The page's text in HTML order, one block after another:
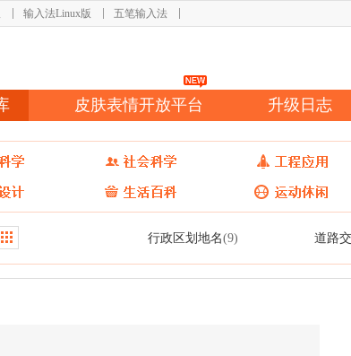
输入法Linux版 五笔输入法
皮肤表情开放平台 升级日志
行政区划地名(9) 道路